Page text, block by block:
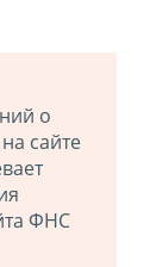
о
сайте
ФНС